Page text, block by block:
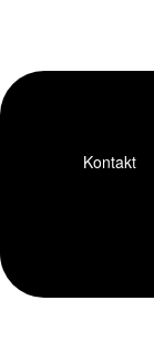
Kontakt